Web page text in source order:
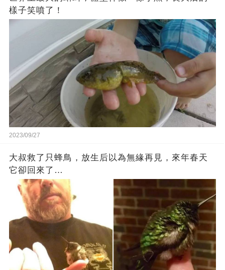
樣子笑噴了！
2023/09/27
大叔救了只蜂鳥，放生后以為無緣再見，來年春天
它卻回來了…